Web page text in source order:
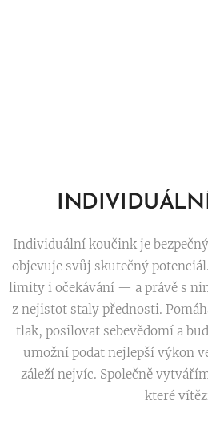
Individuální koučink je
objevuje svůj skutečný
limity i očekávání — a právě s
z nejistot staly přednosti.
tlak, posilovat sebevědomí a
umožní podat nejlepší výkon
záleží nejvíc. Společně
které